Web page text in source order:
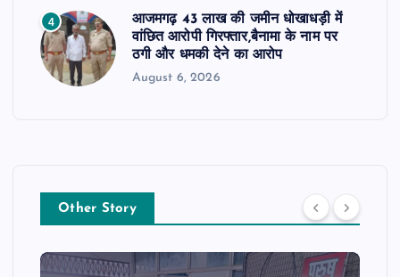
4
आजमगढ़ 43 लाख की जमीन धोखाधड़ी में
वांछित आरोपी गिरफ्तार,बैनामा के नाम पर
ठगी और धमकी देने का आरोप
August 6, 2026
Other Story